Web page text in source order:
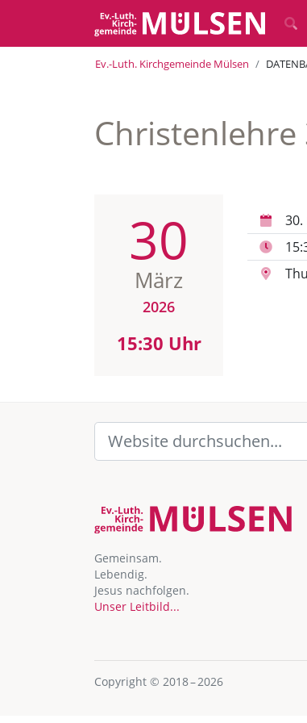
Ev.-Luth. Kirchgemeinde Mülsen
Christenlehre
30
März
2026
15:30 Uhr
30.
Gemeinsam.
Lebendig.
Jesus nachfolgen.
Unser Leitbild...
Copyright © 2018 – 2026